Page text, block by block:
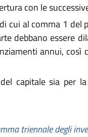
con le
cui al comma 1
debbano essere
annui, così
capitale sia per
triennale degli